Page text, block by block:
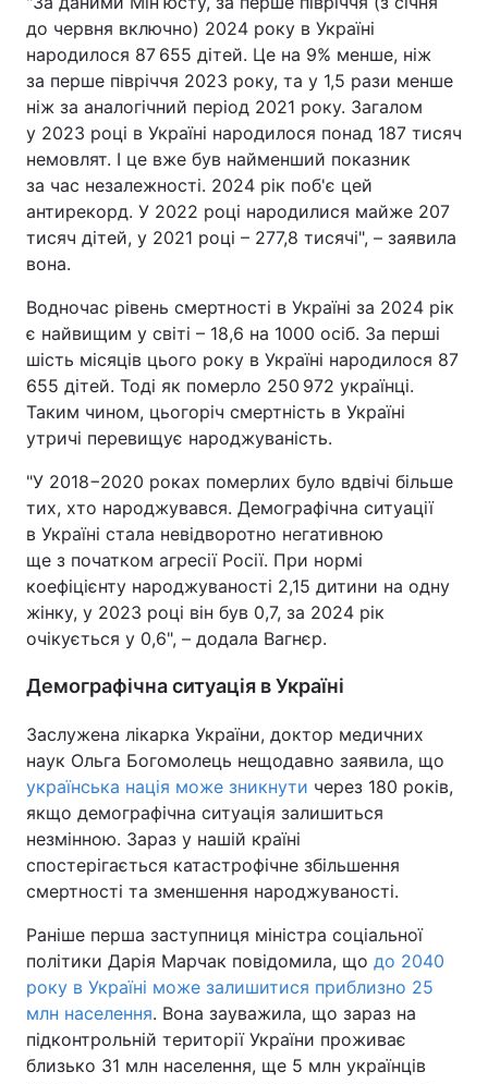
до червня включно) 2024 року в Україні
народилося 87 655 дітей. Це на 9% менше, ніж
за перше півріччя 2023 року, та у 1,5 рази менше
ніж за аналогічний період 2021 року. Загалом
у 2023 році в Україні народилося понад 187 тисяч
немовлят. І це вже був найменший показник
за час незалежності. 2024 рік поб'є цей
антирекорд. У 2022 році народилися майже 207
тисяч дітей, у 2021 році – 277,8 тисячі", – заявила
вона.
Водночас рівень смертності в Україні за 2024 рік
є найвищим у світі – 18,6 на 1000 осіб. За перші
шість місяців цього року в Україні народилося 87
655 дітей. Тоді як померло 250 972 українці.
Таким чином, цьогоріч смертність в Україні
утричі перевищує народжуваність.
"У 2018−2020 роках померлих було вдвічі більше
тих, хто народжувався. Демографічна ситуації
в Україні стала невідворотно негативною
ще з початком агресії Росії. При нормі
коефіцієнту народжуваності 2,15 дитини на одну
жінку, у 2023 році він був 0,7, за 2024 рік
очікується у 0,6", – додала Вагнєр.
Демографічна ситуація в Україні
Заслужена лікарка України, доктор медичних
наук Ольга Богомолець нещодавно заявила, що
українська нація може зникнути через 180 років,
якщо демографічна ситуація залишиться
незмінною. Зараз у нашій країні
спостерігається катастрофічне збільшення
смертності та зменшення народжуваності.
Раніше перша заступниця міністра соціальної
політики Дарія Марчак повідомила, що до 2040
року в Україні може залишитися приблизно 25
млн населення. Вона зауважила, що зараз на
підконтрольній території України проживає
близько 31 млн населення, ще 5 млн українців